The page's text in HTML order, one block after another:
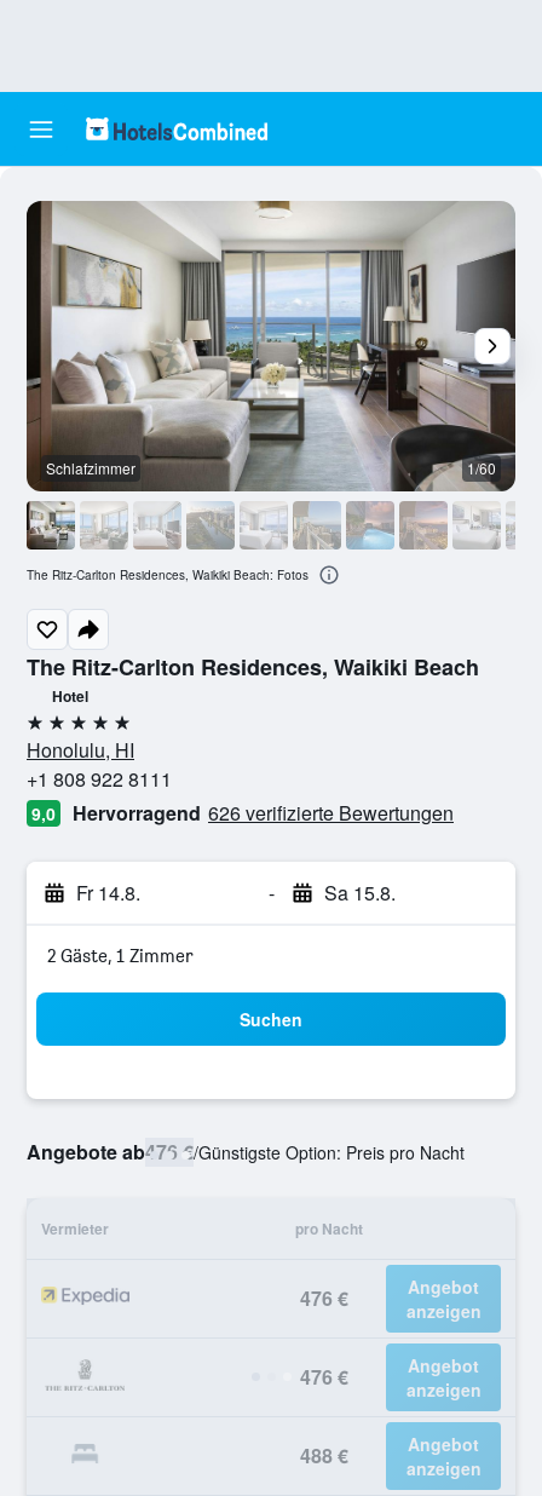
The Ritz-Carlton Residences, Waikiki Beach
Hotel
5 Sterne
Honolulu, HI
+1 808 922 8111
9,0 Hervorragend 626 verifizierte Bewertungen
Fr 14.8. - Sa 15.8.
2 Gäste, 1 Zimmer
Suchen
Angebote ab476 €/Günstigste Option: Preis pro Nacht
Vermieter pro Nacht
476 €
Angebot
anzeigen
476 €
Angebot
anzeigen
488 €
Angebot
anzeigen
Schlafzimmer 1/60
The Ritz-Carlton Residences, Waikiki Beach: Fotos